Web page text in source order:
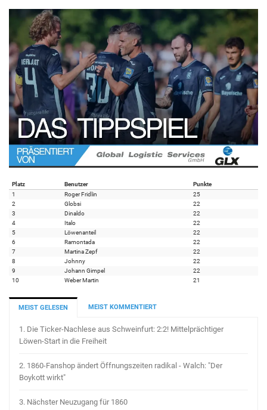
Platz Benutzer
Punkte
1
Roger Fridlin
25
2
Globsi
22
3
Dinaldo
22
4
Italo
22
5
Löwenanteil
22
6
Ramontada
22
7
Martina Zepf
22
8
Johnny
22
9
Johann Gimpel
22
10
Weber Martin 21
MEIST GELESEN MEIST KOMMENTIERT
1. Die Ticker-Nachlese aus Schweinfurt: 2:2! Mittelprächtiger
Löwen-Start in die Freiheit
2. 1860-Fanshop ändert Öffnungszeiten radikal - Walch: "Der
Boykott wirkt"
3. Nächster Neuzugang für 1860